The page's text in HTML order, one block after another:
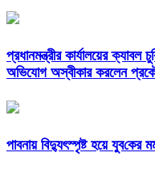
প্রধানমন্ত্রীর কার্যালয়ের
অভিযোগ অস্বীকার করলেন
পাবনায় বিদ্যুৎস্পৃষ্ট হয়ে যুব‌কের